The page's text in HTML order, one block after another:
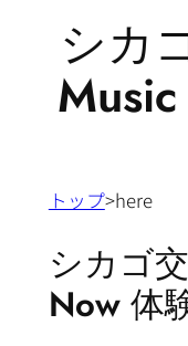
シカ
トップ>here
シカゴ
Now 体